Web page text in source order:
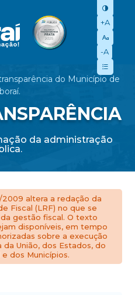
+A
-A
do Município de
da administração
2009 altera a redação da
Fiscal (LRF) no que se
gestão fiscal. O texto
disponíveis, em tempo
sobre a execução
União, dos Estados, do
dos Municípios.